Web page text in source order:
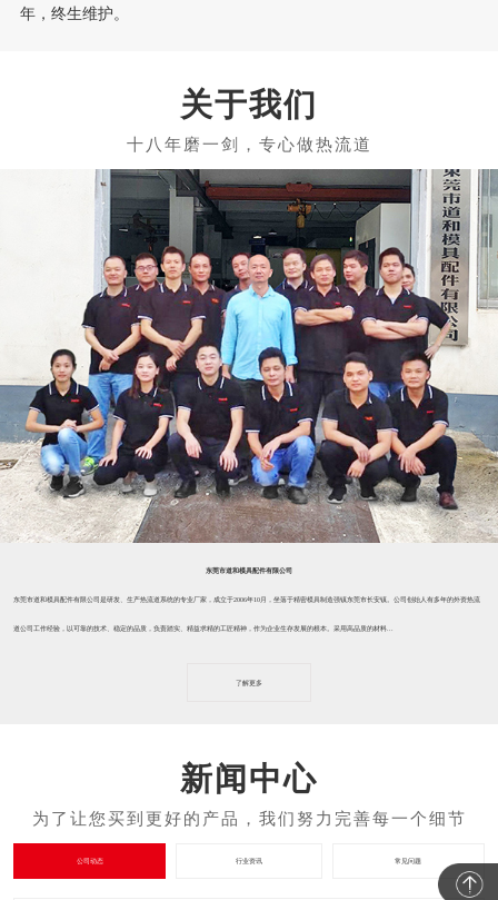
年，终生维护。
关于我们
东莞市道和模具配件有限公司
东莞市道和模具配件有限公司是研发、生产热流道系统的专业厂家，成立于2006年10月，坐落于精密模具制造强镇东莞市长安镇。公司创始人有多年的外资热流
道公司工作经验，以可靠的技术、稳定的品质，负责踏实、精益求精的工匠精神，作为企业生存发展的根本。采用高品质的材料...
了解更多
新闻中心
公司动态 行业资讯 常见问题